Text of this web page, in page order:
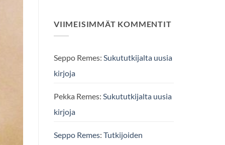
VIIMEISIMMÄT KOMMENTIT
Seppo Remes: Sukututkijalta uusia
kirjoja
Pekka Remes: Sukututkijalta uusia
kirjoja
Seppo Remes: Tutkijoiden